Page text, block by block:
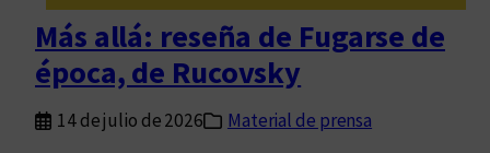
a
d
d
e
u
Más allá: reseña de Fugarse de
época, de Rucovsky
14 de julio de 2026
Material de prensa